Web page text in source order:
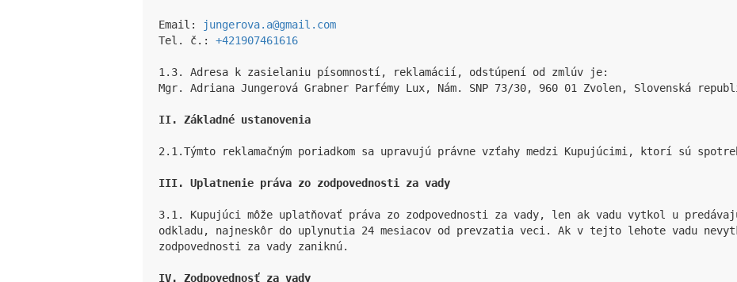
Email:
jungerova.a@gmail.com
Tel. č.: +421907461616
1.3. Adresa k zasielaniu písomností, reklamácií, odstúpení od zmlúv je:
Mgr. Adriana Jungerová Grabner Parfémy Lux, Nám. SNP 73/30, 960 01 Zvolen, Slovenská
II. Základné ustanovenia
2.1.Týmto reklamačným poriadkom sa upravujú právne vzťahy medzi Kupujúcimi, ktorí sú
III. Uplatnenie práva zo zodpovednosti za vady
3.1. Kupujúci môže uplatňovať práva zo zodpovednosti za vady, len ak vadu vytkol u
odkladu, najneskôr do uplynutia 24 mesiacov od prevzatia veci. Ak v tejto lehote vadu
zodpovednosti za vady zaniknú.
IV. Zodpovednosť za vady